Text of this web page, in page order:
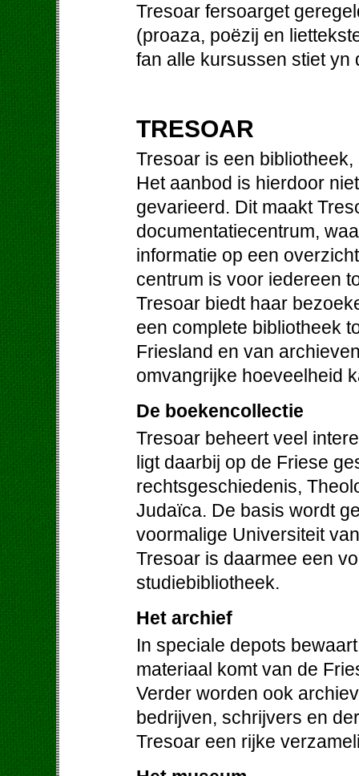
Tresoar fersoarget
(proaza, poëzij en
fan alle kursussen stiet yn
TRESOAR
Tresoar is een
Het aanbod is hierdoor
gevarieerd. Dit maakt
documentatiecentrum,
informatie op een
centrum is voor iedereen
Tresoar biedt haar
een complete bibliotheek
Friesland en van
omvangrijke hoeveelheid
De boekencollectie
Tresoar beheert veel
ligt daarbij op de Friese
rechtsgeschiedenis,
Judaïca. De basis wordt
voormalige Universiteit
Tresoar is daarmee een
studiebibliotheek.
Het archief
In speciale depots
materiaal komt van de
Verder worden ook
bedrijven, schrijvers en
Tresoar een rijke